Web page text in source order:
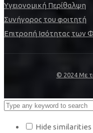
Υγειονομική Περίθαλψη
Συνήγορος του φοιτητή
Επιτροπή Ισότητας των
© 2024 Με
Hide similarities